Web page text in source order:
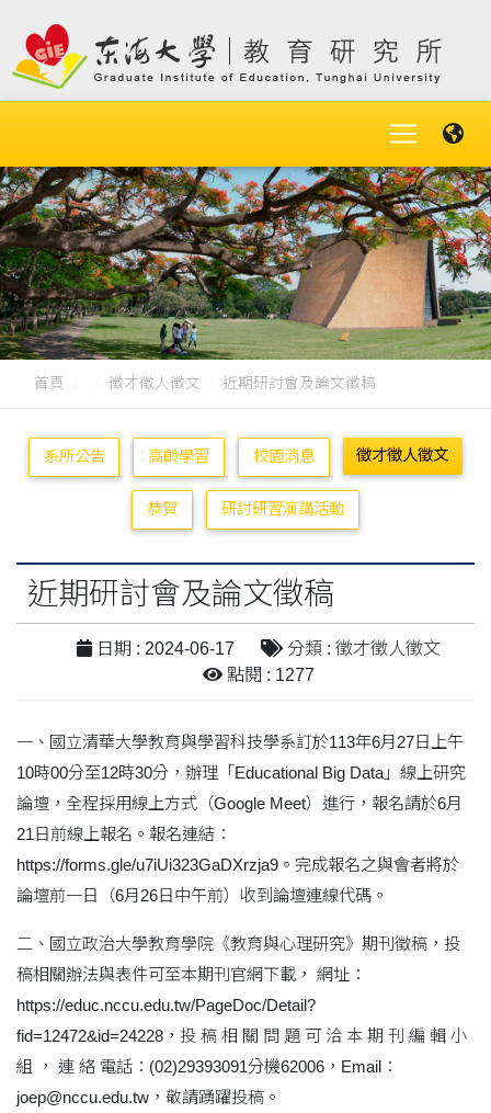
首頁 徵才徵人徵文 近期研討會及論文徵稿
系所公告 高齡學習 校園消息 徵才徵人徵文
恭賀 研討研習演講活動
近期研討會及論文徵稿
日期 : 2024-06-17
分類 : 徵才徵人徵文
點閱 : 1277
一、國立清華大學教育與學習科技學系訂於113年6月27日上午
10時00分至12時30分，辦理「Educational Big Data」線上研究
論壇，全程採用線上方式（Google Meet）進行，報名請於6月
21日前線上報名。報名連結：
https://forms.gle/u7iUi323GaDXrzja9。完成報名之與會者將於
論壇前一日（6月26日中午前）收到論壇連線代碼。
二、國立政治大學教育學院《教育與心理研究》期刊徵稿，投
稿相關辦法與表件可至本期刊官網下載， 網址：
https://educ.nccu.edu.tw/PageDoc/Detail?
fid=12472&id=24228，投 稿 相 關 問 題 可 洽 本 期 刊 編 輯 小
組 ， 連 絡 電話：(02)29393091分機62006，Email：
joep@nccu.edu.tw，敬請踴躍投稿。